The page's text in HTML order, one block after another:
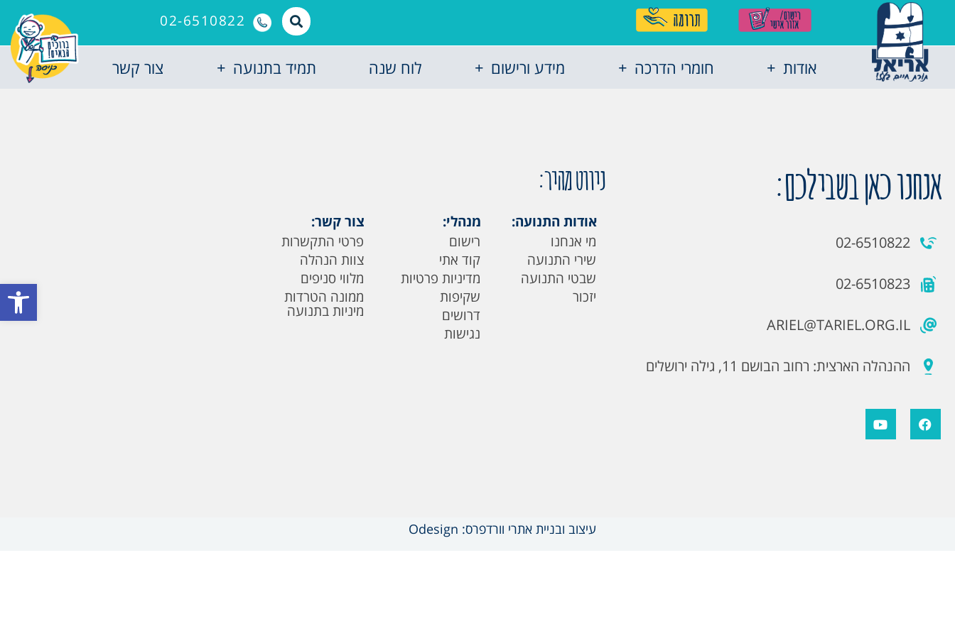
פתח
02-6510822
אודות חומרי הדרכה מידע ורישום לוח שנה תמיד בתנועה צור קשר
אנחנו כאן בשבילכם:
02-6510822
02-6510823
ARIEL@TARIEL.ORG.IL
ההנהלה הארצית: רחוב הבושם 11, גילה ירושלים
ניווט מהיר:
אודות התנועה:
מי אנחנו
שירי התנועה
שבטי התנועה
יזכור
מנהלי:
רישום
קוד אתי
מדיניות פרטיות
שקיפות
דרושים
נגישות
צור קשר:
פרטי התקשרות
צוות הנהלה
מלווי סניפים
ממונה הטרדות
מיניות בתנועה
עיצוב ובניית אתרי וורדפרס: Odesign